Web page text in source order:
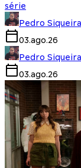
série
Pedro Siqueira
03.ago.26
Pedro Siqueira
03.ago.26